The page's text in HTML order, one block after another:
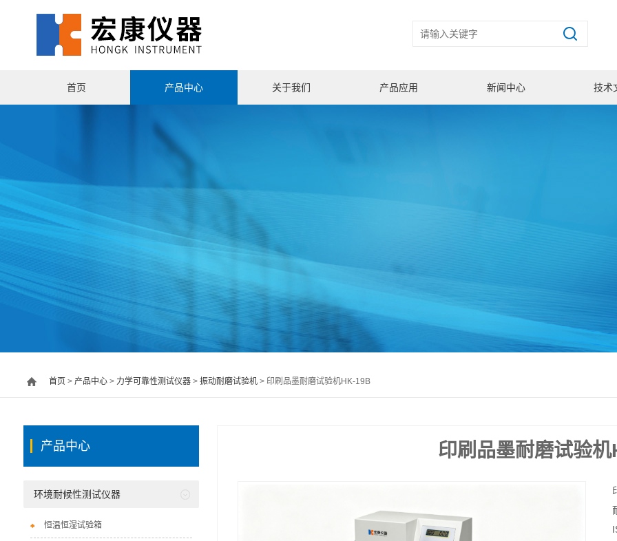
首页 产品中心 关于我们 产品应用 新闻中心 技术
首页 > 产品中心> 力学可靠性测试仪器> 振动耐磨试验机> 印刷品墨耐磨试验机HK-19B
印刷品墨耐磨试验
产品中心
环境耐候性测试仪器
恒温恒湿试验箱